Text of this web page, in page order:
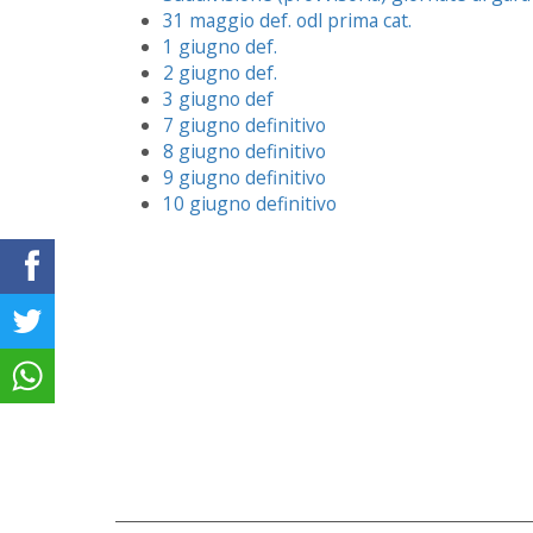
31 maggio def. odl prima cat.
1 giugno def.
2 giugno def.
3 giugno def
7 giugno definitivo
8 giugno definitivo
9 giugno definitivo
10 giugno definitivo